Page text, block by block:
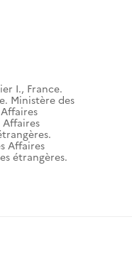
I., France.
Ministère des
Affaires
Affaires
étrangères.